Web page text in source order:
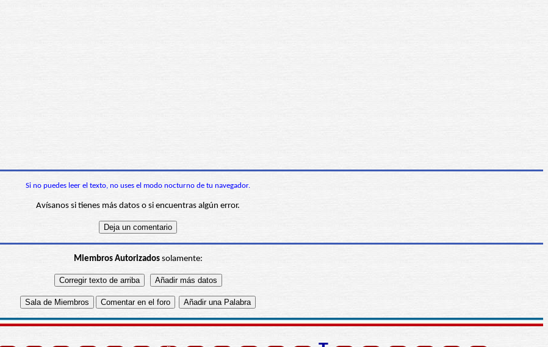
Si no puedes leer el texto, no uses el modo nocturno de tu navegador.
Avísanos si tienes más datos o si encuentras algún error.
Miembros Autorizadossolamente: